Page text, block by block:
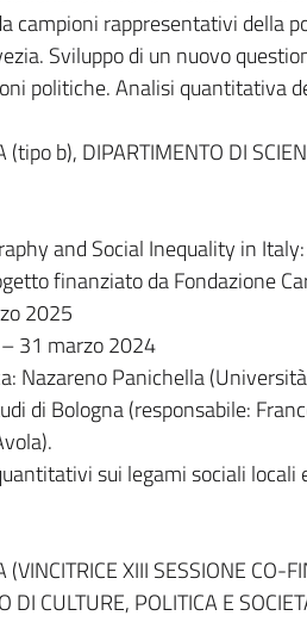
campioni rappresentativi della
Sviluppo di un nuovo
politiche. Analisi quantitativa
(tipo b), DIPARTIMENTO DI
and Social Inequality in
finanziato da Fondazione
2025
31 marzo 2024
Nazareno Panichella
di Bologna (responsabile:
sui legami sociali
(VINCITRICE XIII SESSIONE
DI CULTURE, POLITICA E